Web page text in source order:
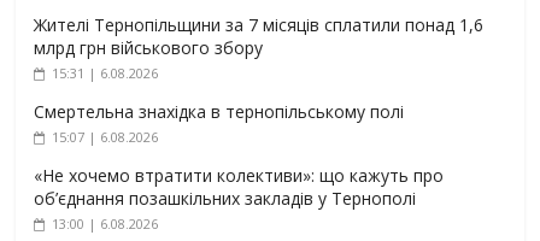
Жителі Тернопільщини за 7 місяців сплатили понад 1,6
млрд грн військового збору
15:31 | 6.08.2026
Смертельна знахідка в тернопільському полі
15:07 | 6.08.2026
«Не хочемо втратити колективи»: що кажуть про
об’єднання позашкільних закладів у Тернополі
13:00 | 6.08.2026